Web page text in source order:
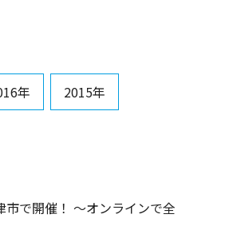
年 2015年
市で開催！ ～オンラインで全